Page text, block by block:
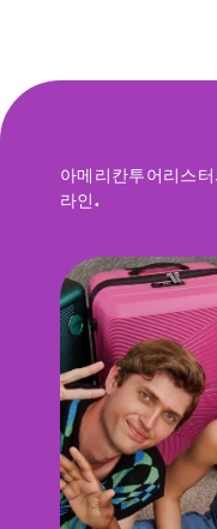
아메리칸투어리스
라인.